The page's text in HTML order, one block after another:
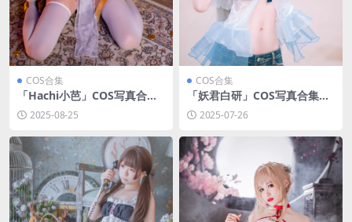
COS合集
「Hachi小芭」COS写真合集
[持续更新]
2025-08-25
COS合集
「妖君白研」COS写真合集
[持续更新]
2025-07-26